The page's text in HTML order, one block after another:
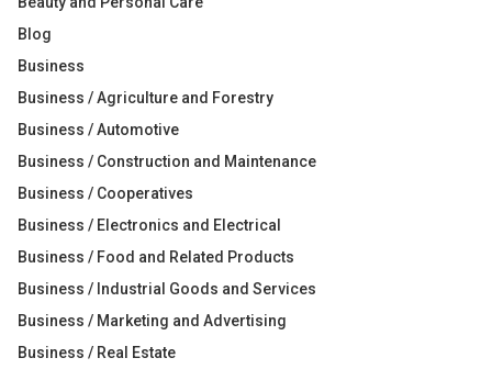
Blog
Business
Business / Agriculture and Forestry
Business / Automotive
Business / Construction and Maintenance
Business / Cooperatives
Business / Electronics and Electrical
Business / Food and Related Products
Business / Industrial Goods and Services
Business / Marketing and Advertising
Business / Real Estate